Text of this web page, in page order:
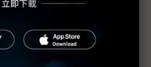
平台 進口商須自負申報正確
用量減9成 大幅降低中國供